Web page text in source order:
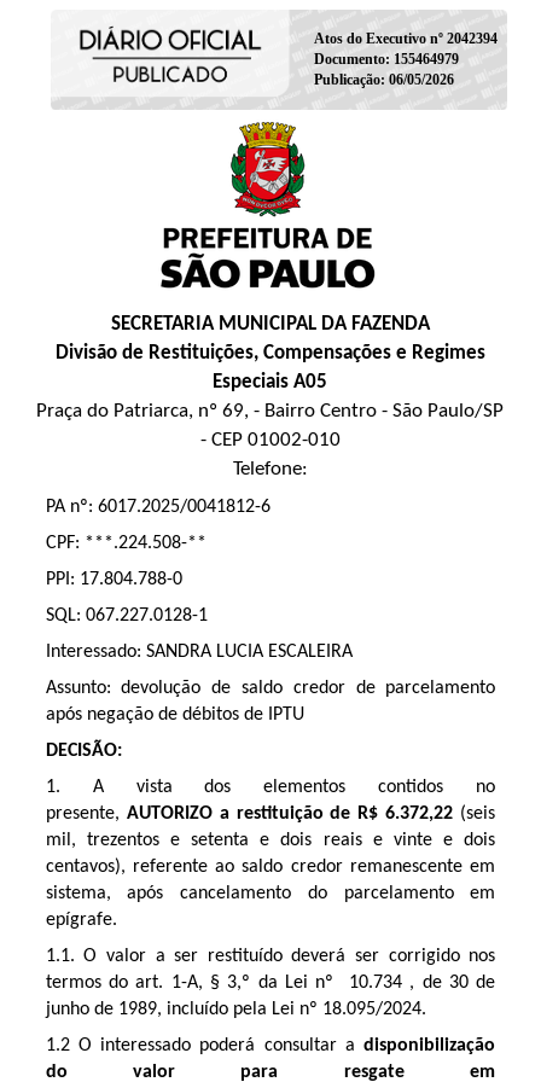
Atos do Executivo nº 2042394
Documento: 155464979
Publicação: 06/05/2026
SECRETARIA MUNICIPAL DA FAZENDA
Divisão de Restituições, Compensações e Regimes
Especiais A05
Praça do Patriarca, nº 69, - Bairro Centro - São Paulo/SP
- CEP 01002-010
Telefone:
PA nº: 6017.2025/0041812-6
CPF: ***.224.508-**
PPI: 17.804.788-0
SQL: 067.227.0128-1
Interessado: SANDRA LUCIA ESCALEIRA
Assunto: devolução de saldo credor de parcelamento
após negação de débitos de IPTU
DECISÃO:
1. A vista dos elementos contidos no
presente, AUTORIZO a restituição de R$ 6.372,22 (seis
mil, trezentos e setenta e dois reais e vinte e dois
centavos), referente ao saldo credor remanescente em
sistema, após cancelamento do parcelamento em
epígrafe.
1.1. O valor a ser restituído deverá ser corrigido nos
termos do art. 1-A, § 3,º da Lei nº 10.734 , de 30 de
junho de 1989, incluído pela Lei nº 18.095/2024.
1.2 O interessado poderá consultar adisponibilização
do valor para resgate
em